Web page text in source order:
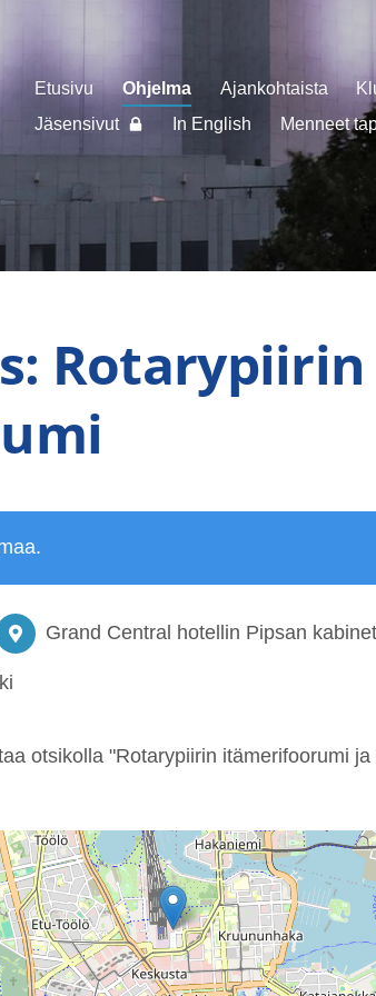
Etusivu Ohjelma Ajankohtaista
Jäsensivut
In English Menneet
Rotarypiirin
Grand Central hotellin Pipsan
otsikolla "Rotarypiirin itämerifoorumi